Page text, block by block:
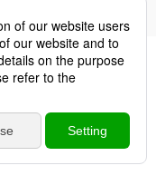
All Rights reserved.